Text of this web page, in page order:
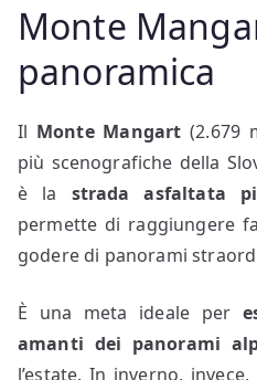
Monte
panoramica
Il Monte Mangart (2.679
più scenografiche della
è la strada asfaltata
permette di raggiungere
godere di panorami
È una meta ideale per
amanti dei panorami
l’estate. In inverno,